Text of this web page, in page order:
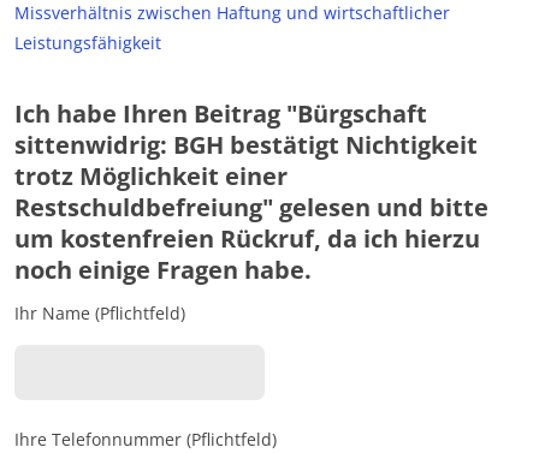
Missverhältnis zwischen Haftung und wirtschaftlicher
Leistungsfähigkeit
Ich habe Ihren Beitrag "Bürgschaft
sittenwidrig: BGH bestätigt Nichtigkeit
trotz Möglichkeit einer
Restschuldbefreiung" gelesen und bitte
um kostenfreien Rückruf, da ich hierzu
noch einige Fragen habe.
Ihr Name (Pflichtfeld)
Ihre Telefonnummer (Pflichtfeld)